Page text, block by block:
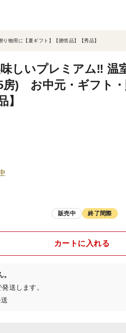
物用に【夏ギフト】【贈答品】【秀品】
しいプレミアム‼ 温
房) お中元・ギフト
】
販売中 終了間際
カートに入れる
送します。